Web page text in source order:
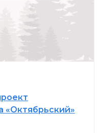
«Октябрьский»